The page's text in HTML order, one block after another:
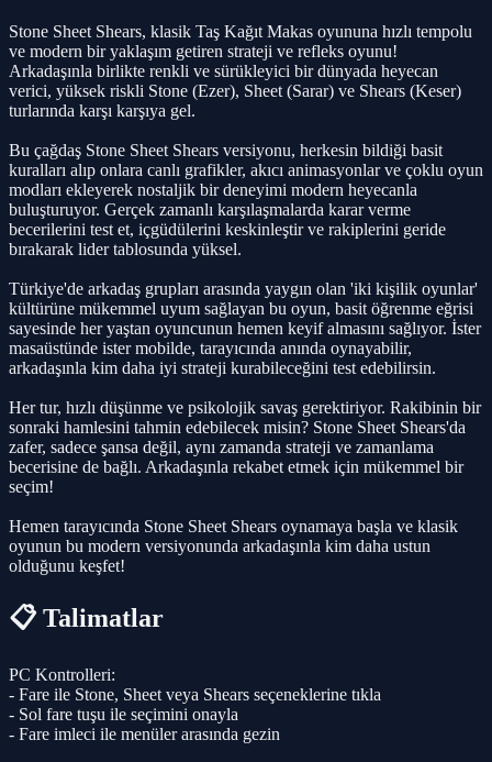
Stone Sheet Shears, klasik Taş Kağıt Makas oyununa hızlı tempolu
ve modern bir yaklaşım getiren strateji ve refleks oyunu!
Arkadaşınla birlikte renkli ve sürükleyici bir dünyada heyecan
verici, yüksek riskli Stone (Ezer), Sheet (Sarar) ve Shears (Keser)
turlarında karşı karşıya gel.
Bu çağdaş Stone Sheet Shears versiyonu, herkesin bildiği basit
kuralları alıp onlara canlı grafikler, akıcı animasyonlar ve çoklu oyun
modları ekleyerek nostaljik bir deneyimi modern heyecanla
buluşturuyor. Gerçek zamanlı karşılaşmalarda karar verme
becerilerini test et, içgüdülerini keskinleştir ve rakiplerini geride
bırakarak lider tablosunda yüksel.
Türkiye'de arkadaş grupları arasında yaygın olan 'iki kişilik oyunlar'
kültürüne mükemmel uyum sağlayan bu oyun, basit öğrenme eğrisi
sayesinde her yaştan oyuncunun hemen keyif almasını sağlıyor. İster
masaüstünde ister mobilde, tarayıcında anında oynayabilir,
arkadaşınla kim daha iyi strateji kurabileceğini test edebilirsin.
Her tur, hızlı düşünme ve psikolojik savaş gerektiriyor. Rakibinin bir
sonraki hamlesini tahmin edebilecek misin? Stone Sheet Shears'da
zafer, sadece şansa değil, aynı zamanda strateji ve zamanlama
becerisine de bağlı. Arkadaşınla rekabet etmek için mükemmel bir
seçim!
Hemen tarayıcında Stone Sheet Shears oynamaya başla ve klasik
oyunun bu modern versiyonunda arkadaşınla kim daha ustun
olduğunu keşfet!
📋 Talimatlar
PC Kontrolleri:
- Fare ile Stone, Sheet veya Shears seçeneklerine tıkla
- Sol fare tuşu ile seçimini onayla
- Fare imleci ile menüler arasında gezin